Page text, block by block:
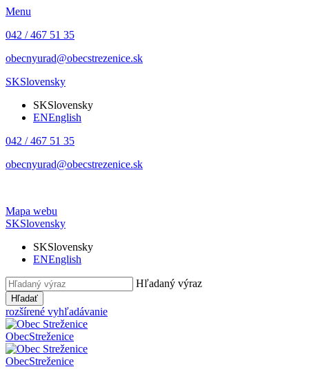
Menu
042 / 467 51 35
obecnyurad@obecstrezenice.sk
SKSlovensky
SKSlovensky
ENEnglish
042 / 467 51 35
obecnyurad@obecstrezenice.sk
Mapa webu
SKSlovensky
SKSlovensky
ENEnglish
Hľadaný výraz
Hľadať
rozšírené vyhľadávanie
ObecStreženice
ObecStreženice